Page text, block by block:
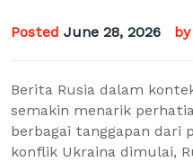
Posted June 28, 2026 by
Berita Rusia dalam
semakin menarik
berbagai tanggapan dari
konflik Ukraina dimulai,